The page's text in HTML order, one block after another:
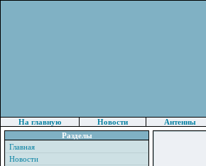
На главную Новости Антенны
Разделы
Главная
Новости